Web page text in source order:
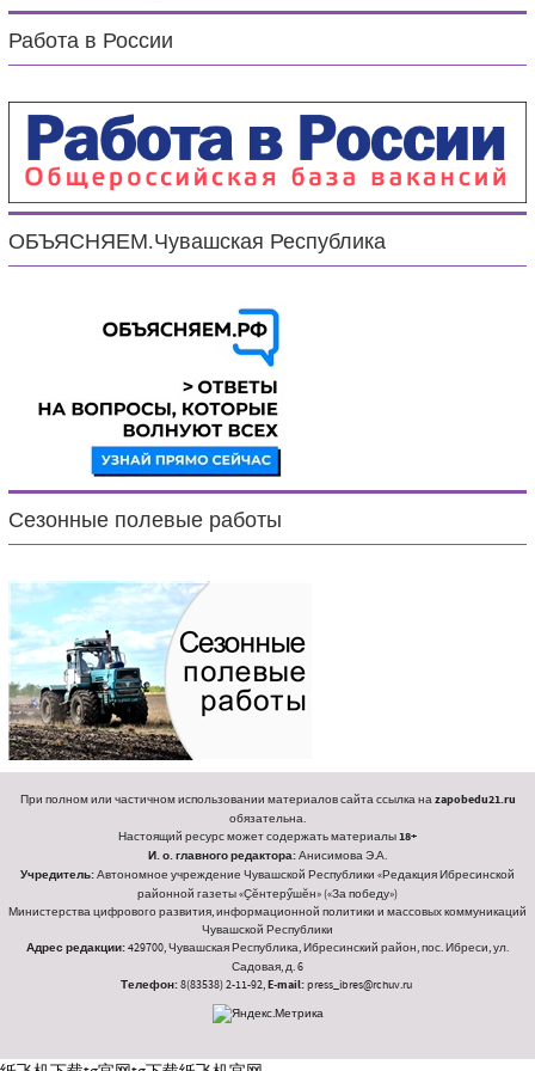
Работа в России
ОБЪЯСНЯЕМ.Чувашская Республика
Сезонные полевые работы
При полном или частичном использовании материалов сайта ссылка наzapobedu21.ru
обязательна.
Настоящий ресурс может содержать материалы18+
И. о. главного редактора:Анисимова Э.А.
Учредитель:Автономное учреждение Чувашской Республики «Редакция Ибресинской
районной газеты «Ҫӗнтерӳшӗн» («За победу»)
Министерства цифрового развития, информационной политики и массовых коммуникаций
Чувашской Республики
Адрес редакции:429700, Чувашская Республика, Ибресинский район, пос. Ибреси, ул.
Садовая, д. 6
Телефон:8(83538) 2-11-92,E-mail:press_ibres@rchuv.ru